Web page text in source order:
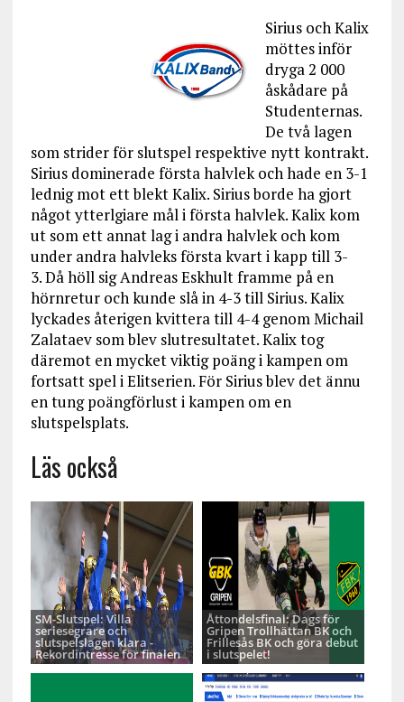
Sirius och Kalix
möttes inför
dryga 2 000
åskådare på
Studenternas.
De två lagen
som strider för slutspel respektive nytt kontrakt.
Sirius dominerade första halvlek och hade en 3-1
lednig mot ett blekt Kalix. Sirius borde ha gjort
något ytterlgiare mål i första halvlek. Kalix kom
ut som ett annat lag i andra halvlek och kom
under andra halvleks första kvart i kapp till 3-
3. Då höll sig Andreas Eskhult framme på en
hörnretur och kunde slå in 4-3 till Sirius. Kalix
lyckades återigen kvittera till 4-4 genom Michail
Zalataev som blev slutresultatet. Kalix tog
däremot en mycket viktig poäng i kampen om
fortsatt spel i Elitserien. För Sirius blev det ännu
en tung poängförlust i kampen om en
slutspelsplats.
Läs också
SM-Slutspel: Villa
seriesegrare och
slutspelslagen klara -
Rekordintresse för finalen
Åttondelsfinal: Dags för
Gripen Trollhättan BK och
Frillesås BK och göra debut
i slutspelet!